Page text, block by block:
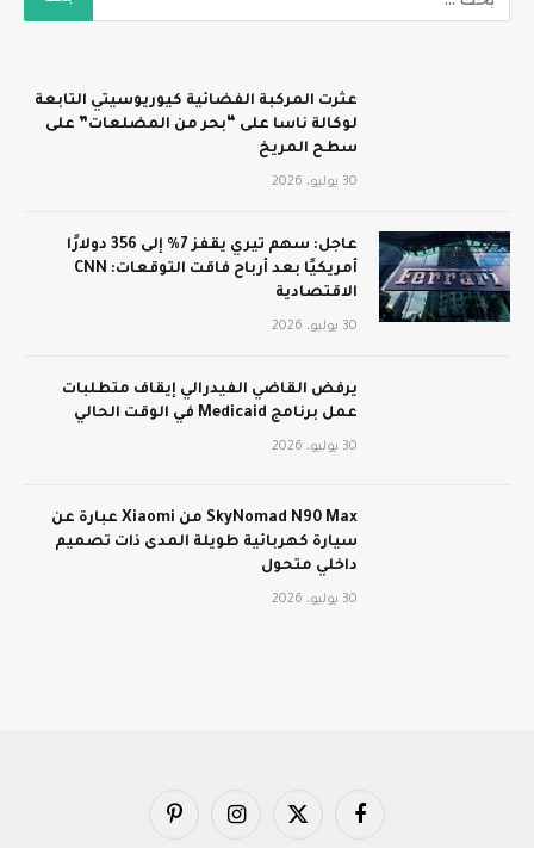
عثرت المركبة الفضائية كيوريوسيتي التابعة
لوكالة ناسا على “بحر من المضلعات” على
سطح المريخ
30 يوليو، 2026
عاجل: سهم تيري يقفز 7% إلى 356 دولارًا
أمريكيًا بعد أرباح فاقت التوقعات: CNN
الاقتصادية
30 يوليو، 2026
يرفض القاضي الفيدرالي إيقاف متطلبات
عمل برنامج Medicaid في الوقت الحالي
30 يوليو، 2026
SkyNomad N90 Max من Xiaomi عبارة عن
سيارة كهربائية طويلة المدى ذات تصميم
داخلي متحول
30 يوليو، 2026
فيسبوك X
الانستغرامبينتيريست